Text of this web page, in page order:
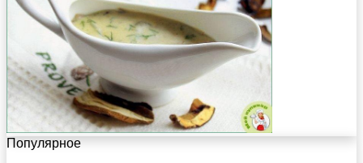
Популярное